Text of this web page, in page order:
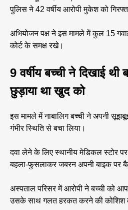
पुलिस ने 42 वर्षीय आरोपी मुकेश को
अभियोजन पक्ष ने इस मामले में कुल 15
कोर्ट के समक्ष रखे।
9 वर्षीय बच्ची ने दिखाई थी
छुड़ाया था खुद को
इस मामले में नाबालिग बच्ची ने अपनी
गंभीर स्थिति से बचा लिया।
दवा लेने के लिए स्थानीय मेडिकल स्टोर
बहला-फुसलाकर जबरन अपनी बाइक पर
अस्पताल परिसर में आरोपी ने बच्ची को
उसके साथ गलत हरकत करने की कोशिश